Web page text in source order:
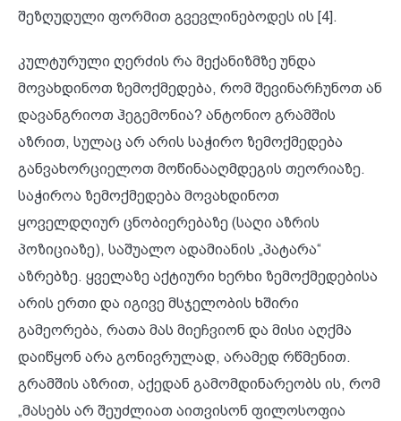
შეზღუდული ფორმით გვევლინებოდეს ის [4].
კულტურული ღერძის რა მექანიზმზე უნდა
მოვახდინოთ ზემოქმედება, რომ შევინარჩუნოთ ან
დავანგრიოთ ჰეგემონია? ანტონიო გრამშის
აზრით, სულაც არ არის საჭირო ზემოქმედება
განვახორციელოთ მოწინააღმდეგის თეორიაზე.
საჭიროა ზემოქმედება მოვახდინოთ
ყოველდღიურ ცნობიერებაზე (საღი აზრის
პოზიციაზე), საშუალო ადამიანის „პატარა“
აზრებზე. ყველაზე აქტიური ხერხი ზემოქმედებისა
არის ერთი და იგივე მსჯელობის ხშირი
გამეორება, რათა მას მიეჩვიონ და მისი აღქმა
დაიწყონ არა გონივრულად, არამედ რწმენით.
გრამშის აზრით, აქედან გამომდინარეობს ის, რომ
„მასებს არ შეუძლიათ აითვისონ ფილოსოფია